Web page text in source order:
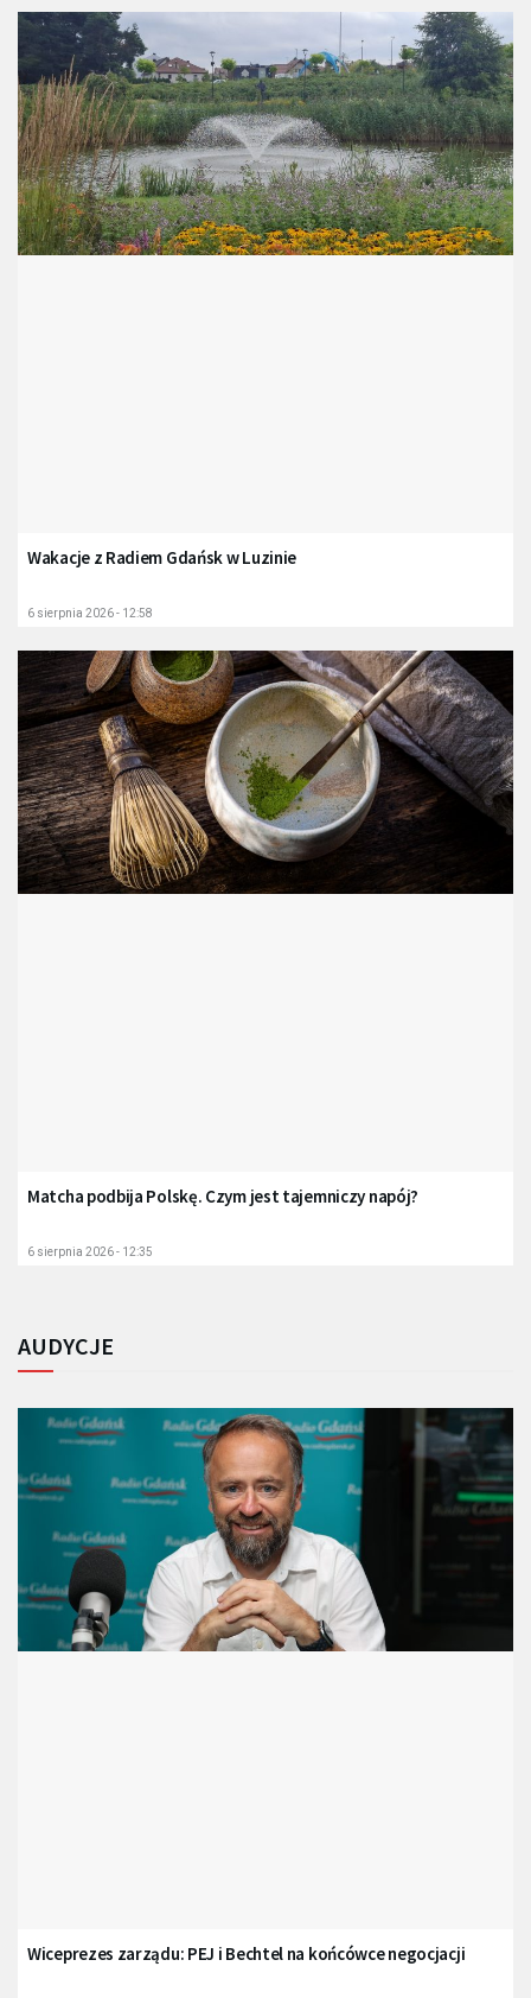
Wakacje z Radiem Gdańsk w Luzinie
6 sierpnia 2026 - 12:58
Matcha podbija Polskę. Czym jest tajemniczy napój?
6 sierpnia 2026 - 12:35
AUDYCJE
Wiceprezes zarządu: PEJ i Bechtel na końcówce negocjacji